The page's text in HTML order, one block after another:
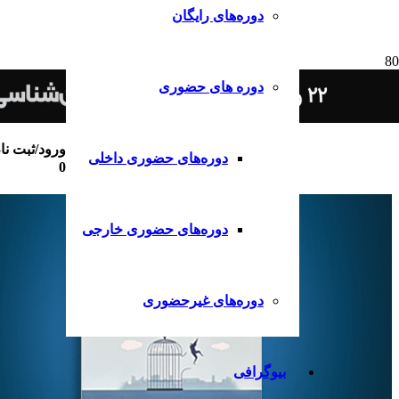
دوره‌های رایگان
دوره های حضوری
دوره‌های حضوری داخلی
دوره‌های حضوری خارجی
دوره‌های غیرحضوری
بیوگرافی
ورود/ثبت
0